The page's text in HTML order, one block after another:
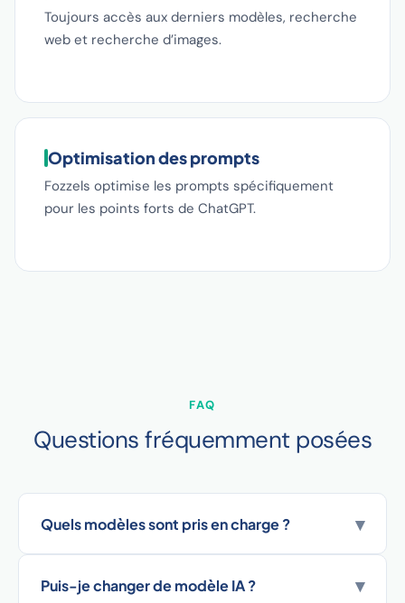
Toujours accès aux derniers modèles, recherche
web et recherche d’images.
Optimisation des prompts
Fozzels optimise les prompts spécifiquement
pour les points forts de ChatGPT.
FAQ
Questions fréquemment posées
Quels modèles sont pris en charge ? ▾
Puis-je changer de modèle IA ? ▾